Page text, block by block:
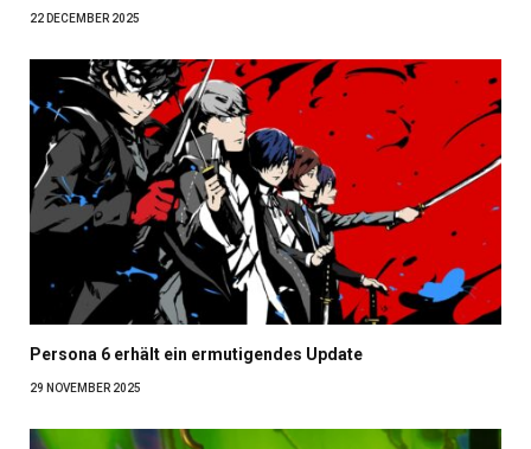
22 DECEMBER 2025
Persona 6 erhält ein ermutigendes Update
29 NOVEMBER 2025